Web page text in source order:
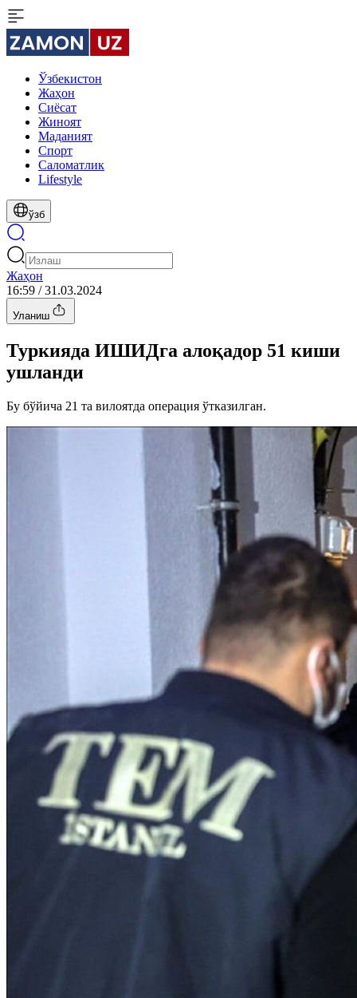
Ўзбекистон
Жаҳон
Сиёсат
Жиноят
Маданият
Спорт
Cаломатлик
Lifestyle
ўзб
Жаҳон
16:59 / 31.03.2024
Уланиш
Туркияда ИШИДга алоқадор 51 киши
ушланди
Бу бўйича 21 та вилоятда операция ўтказилган.